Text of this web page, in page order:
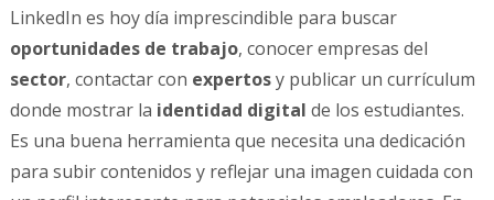
LinkedIn es hoy día imprescindible para buscar
oportunidades de trabajo, conocer empresas del
sector, contactar con expertosy publicar un currículum
donde mostrar la identidad digital de los estudiantes.
Es una buena herramienta que necesita una dedicación
para subir contenidos y reflejar una imagen cuidada con